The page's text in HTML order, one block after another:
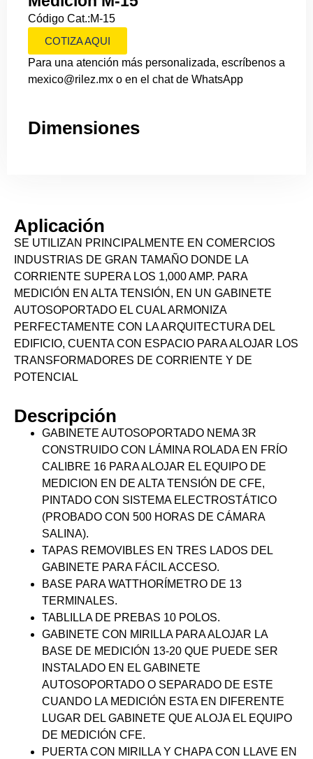
Código Cat.:M-15
COTIZA AQUI
Para una atención más personalizada, escríbenos a
mexico@rilez.mx o en el chat de WhatsApp
Dimensiones
Aplicación
SE UTILIZAN PRINCIPALMENTE EN COMERCIOS
INDUSTRIAS DE GRAN TAMAÑO DONDE LA
CORRIENTE SUPERA LOS 1,000 AMP. PARA
MEDICIÓN EN ALTA TENSIÓN, EN UN GABINETE
AUTOSOPORTADO EL CUAL ARMONIZA
PERFECTAMENTE CON LA ARQUITECTURA DEL
EDIFICIO, CUENTA CON ESPACIO PARA ALOJAR LOS
TRANSFORMADORES DE CORRIENTE Y DE
POTENCIAL
Descripción
GABINETE AUTOSOPORTADO NEMA 3R
CONSTRUIDO CON LÁMINA ROLADA EN FRÍO
CALIBRE 16 PARA ALOJAR EL EQUIPO DE
MEDICION EN DE ALTA TENSIÓN DE CFE,
PINTADO CON SISTEMA ELECTROSTÁTICO
(PROBADO CON 500 HORAS DE CÁMARA
SALINA).
TAPAS REMOVIBLES EN TRES LADOS DEL
GABINETE PARA FÁCIL ACCESO.
BASE PARA WATTHORÍMETRO DE 13
TERMINALES.
TABLILLA DE PREBAS 10 POLOS.
GABINETE CON MIRILLA PARA ALOJAR LA
BASE DE MEDICIÓN 13-20 QUE PUEDE SER
INSTALADO EN EL GABINETE
AUTOSOPORTADO O SEPARADO DE ESTE
CUANDO LA MEDICIÓN ESTA EN DIFERENTE
LUGAR DEL GABINETE QUE ALOJA EL EQUIPO
DE MEDICIÓN CFE.
PUERTA CON MIRILLA Y CHAPA CON LLAVE EN